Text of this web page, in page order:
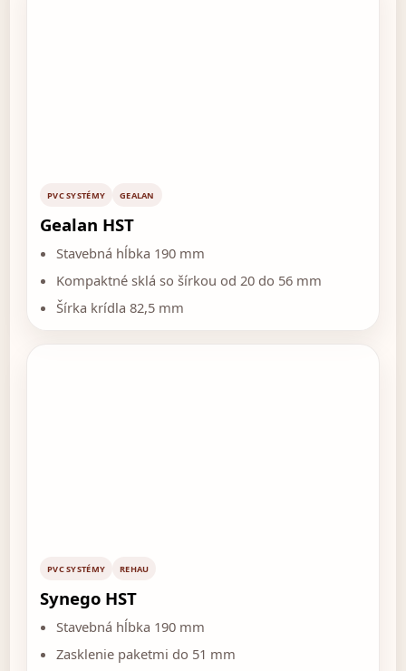
PVC SYSTÉMY GEALAN
Gealan HST
Stavebná hĺbka 190 mm
Kompaktné sklá so šírkou od 20 do 56 mm
Šírka krídla 82,5 mm
PVC SYSTÉMY REHAU
Synego HST
Stavebná hĺbka 190 mm
Zasklenie paketmi do 51 mm